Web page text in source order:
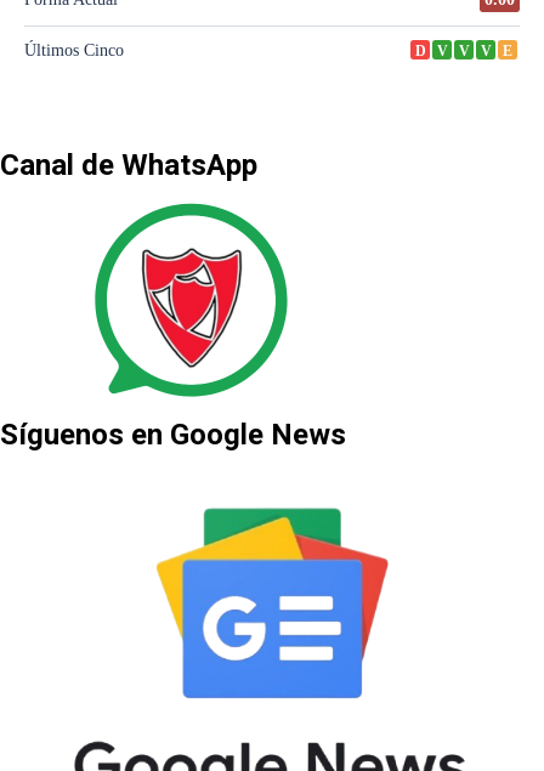
Canal de WhatsApp
Síguenos en Google News